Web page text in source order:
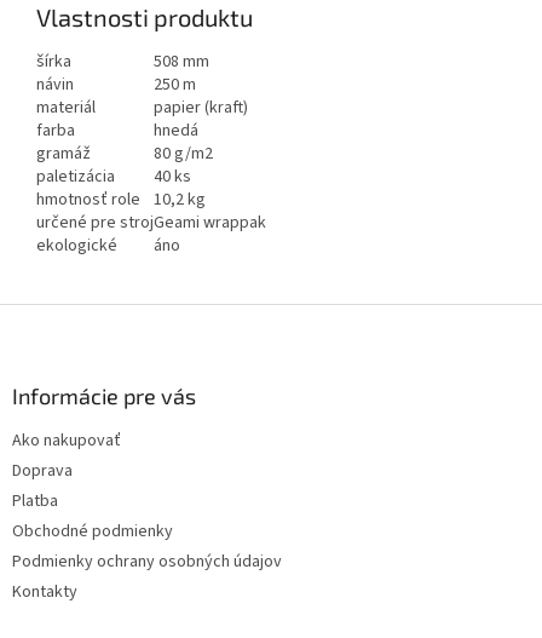
Vlastnosti produktu
šírka
508 mm
návin
250 m
materiál
papier (kraft)
farba
hnedá
gramáž
80 g/m2
paletizácia
40 ks
hmotnosť role 10,2 kg
určené pre strojGeami wrappak
ekologické
áno
Informácie pre vás
Ako nakupovať
Doprava
Platba
Obchodné podmienky
Podmienky ochrany osobných údajov
Kontakty